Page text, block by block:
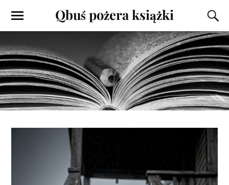
Qbuś pożera książki